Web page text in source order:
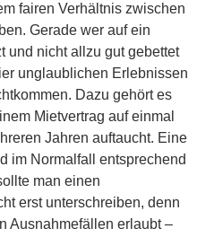
fairen Verhältnis zwischen
Gerade wer auf ein
und nicht allzu gut gebettet
unglaublichen Erlebnissen
Dazu gehört es
Mietvertrag auf einmal
Jahren auftaucht. Eine
im Normalfall entsprechend
man einen
erst unterschreiben, denn
Ausnahmefällen erlaubt –